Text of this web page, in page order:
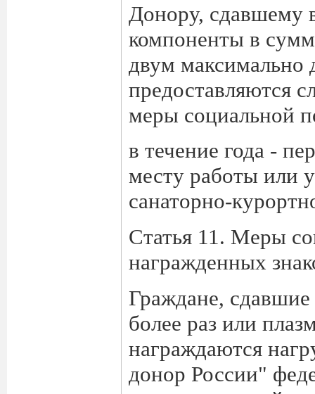
Донору, сдавшему
компоненты в
двум
предоставляются
меры социальной
в течение года -
месту работы или
санаторно-
Статья 11. Меры
награжденных
Граждане, сдавшие
более раз или
награждаются
донор России"